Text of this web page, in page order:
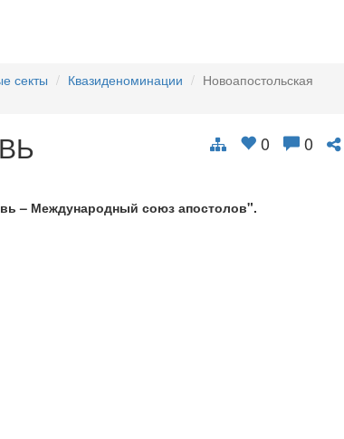
секты Квазиденоминации
Новоапостольская
0 0
– Международный союз апостолов".